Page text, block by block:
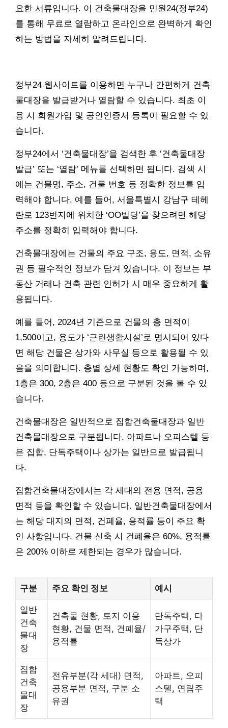
요한 서류입니다. 이 건축물대장을 민원24(정부24)
를 통해 무료로 열람하고 온라인으로 완벽하게 확인
하는 방법을 자세히 알려드립니다.
정부24 웹사이트를 이용하면 누구나 간편하게 건축
물대장을 발급받거나 열람할 수 있습니다. 최초 이
용 시 회원가입 및 공인인증서 등록이 필요할 수 있
습니다.
정부24에서 ‘건축물대장’을 검색한 후 ‘건축물대장
발급’ 또는 ‘열람’ 메뉴를 선택하면 됩니다. 검색 시
에는 건물명, 주소, 건물 번호 등 정확한 정보를 입
력해야 합니다. 예를 들어, 서울특별시 강남구 테헤
란로 123번지에 위치한 ‘OO빌딩’을 찾으려면 해당
주소를 정확히 입력해야 합니다.
건축물대장에는 건물의 주요 구조, 용도, 면적, 소유
권 등 필수적인 정보가 담겨 있습니다. 이 정보는 부
동산 거래나 건축 관련 인허가 시 매우 중요하게 활
용됩니다.
예를 들어, 2024년 기준으로 건물의 총 면적이
1,500이고, 용도가 ‘근린생활시설’로 명시되어 있다
면 해당 건물은 상가와 사무실 등으로 활용될 수 있
음을 의미합니다. 층별 상세 현황도 확인 가능하며,
1층은 300, 2층은 400 등으로 구분된 것을 볼 수 있
습니다.
건축물대장은 일반적으로 집합건축물대장과 일반
건축물대장으로 구분됩니다. 아파트나 오피스텔 등
은 집합, 단독주택이나 상가는 일반으로 발급됩니
다.
집합건축물대장에서는 각 세대의 전용 면적, 공용
면적 등을 확인할 수 있습니다. 일반건축물대장에서
는 해당 대지의 면적, 건폐율, 용적률 등이 주요 확
인 사항입니다. 건물 신축 시 건폐율은 60%, 용적률
은 200% 이하로 제한되는 경우가 많습니다.
구분 주요 확인 정보 예시
일반
건축
물대
장
건축물 현황, 토지 이용
현황, 건물 면적, 건폐율/
용적률
단독주택, 다
가구주택, 단
독상가
집합
건축
물대
장
전유부분(각 세대) 면적,
공용부분 면적, 구분 소
유권
아파트, 오피
스텔, 연립주
택